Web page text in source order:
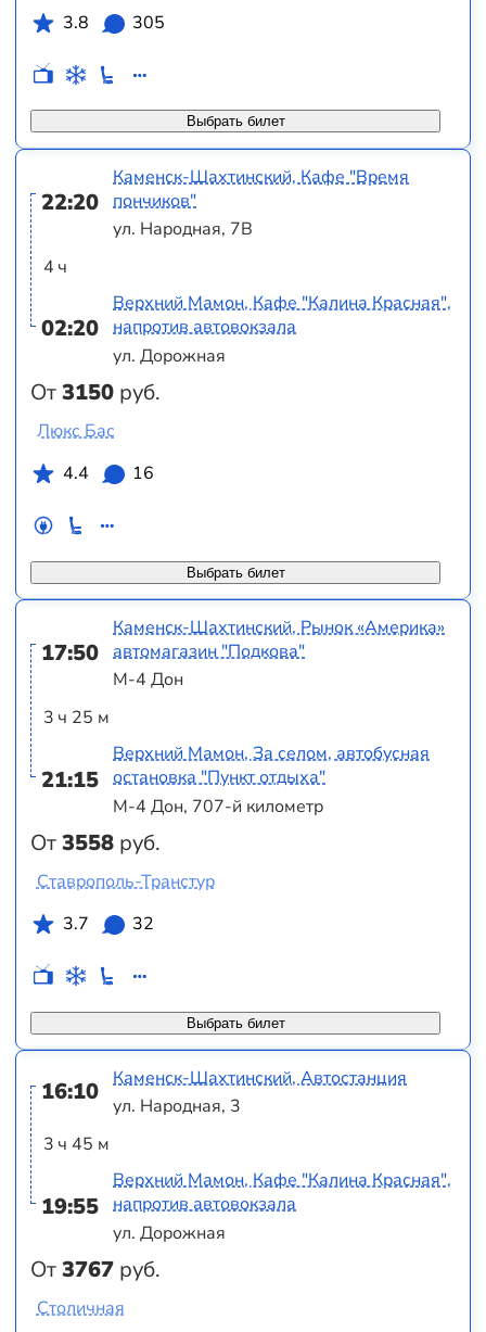
Выбрать билет
3.8
305
22:20
4 ч
02:20
От3150 руб.
Каменск-Шахтинский, Кафе "Время
пончиков"
ул. Народная, 7В
Верхний Мамон, Кафе "Калина Красная",
напротив автовокзала
ул. Дорожная
Выбрать билет
Люкс Бас
4.4
16
17:50
3 ч 25 м
21:15
От3558 руб.
Каменск-Шахтинский, Рынок «Америка»
автомагазин "Подкова"
М-4 Дон
Верхний Мамон, За селом, автобусная
остановка "Пункт отдыха"
М-4 Дон, 707-й километр
Выбрать билет
Ставрополь-Транстур
3.7
32
16:10
3 ч 45 м
19:55
От3767 руб.
Каменск-Шахтинский, Автостанция
ул. Народная, 3
Верхний Мамон, Кафе "Калина Красная",
напротив автовокзала
ул. Дорожная
Столичная